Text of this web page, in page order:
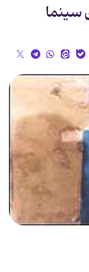
سینما